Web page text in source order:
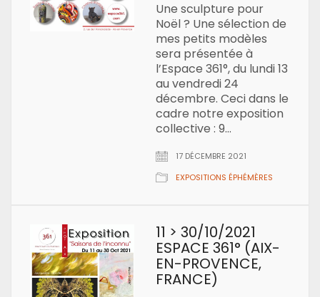
Une sculpture pour
Noël ? Une sélection de
mes petits modèles
sera présentée à
l’Espace 361°, du lundi 13
au vendredi 24
décembre. Ceci dans le
cadre notre exposition
collective : 9…
17 DÉCEMBRE 2021
EXPOSITIONS ÉPHÉMÈRES
11 > 30/10/2021
ESPACE 361° (AIX-
EN-PROVENCE,
FRANCE)